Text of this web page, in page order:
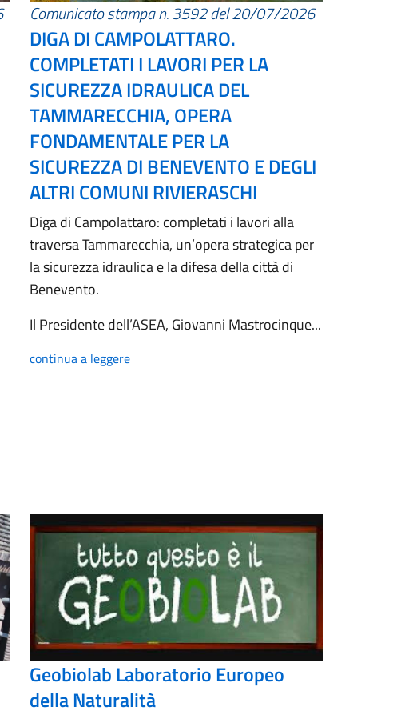
Comunicato stampa n. 3592 del 20/07/2026
DIGA DI CAMPOLATTARO.
COMPLETATI I LAVORI PER LA
SICUREZZA IDRAULICA DEL
TAMMARECCHIA, OPERA
FONDAMENTALE PER LA
SICUREZZA DI BENEVENTO E DEGLI
ALTRI COMUNI RIVIERASCHI
Diga di Campolattaro: completati i lavori alla
traversa Tammarecchia, un’opera strategica per
la sicurezza idraulica e la difesa della città di
Benevento.
Il Presidente dell’ASEA, Giovanni Mastrocinque...
continua a leggere
Geobiolab Laboratorio Europeo
della Naturalità